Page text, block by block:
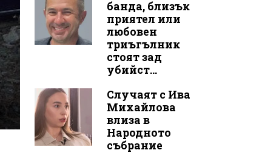
банда, близък
приятел или
любовен
триъгълник
стоят зад
убийст...
Случаят с Ива
Михайлова
влиза в
Народното
събрание